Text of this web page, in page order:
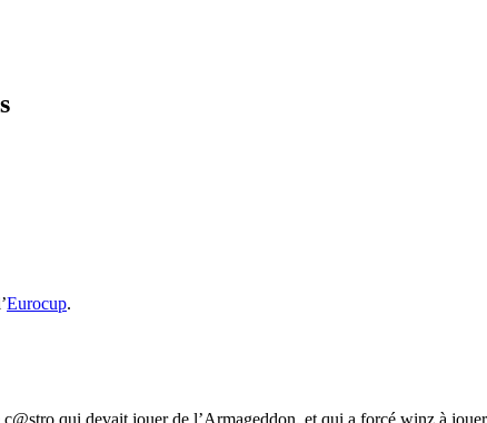
Eurocup.
qui devait jouer de l’Armageddon, et qui a forcé winz à